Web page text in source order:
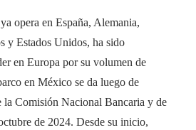
opera en España, Alemania,
y Estados Unidos, ha sido
en Europa por su volumen de
en México se da luego de
la Comisión Nacional Bancaria y de
de 2024. Desde su inicio,